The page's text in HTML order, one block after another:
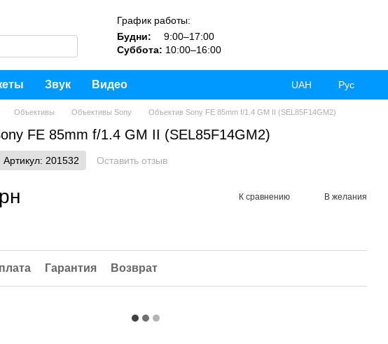
График работы:
Будни:
9:00–17:00
Суббота: 10:00–16:00
Звук Видео UAH Рус
Объективы Объективы Sony Объектив Sony FE 85mm f/1.4 GM II (SEL85F14GM2)
FE 85mm f/1.4 GM II (SEL85F14GM2)
Артикул: 201532 Оставить отзыв
К сравнению В желания
Гарантия Возврат